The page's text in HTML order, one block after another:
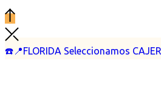
☎️📍FLORIDA Seleccionamos